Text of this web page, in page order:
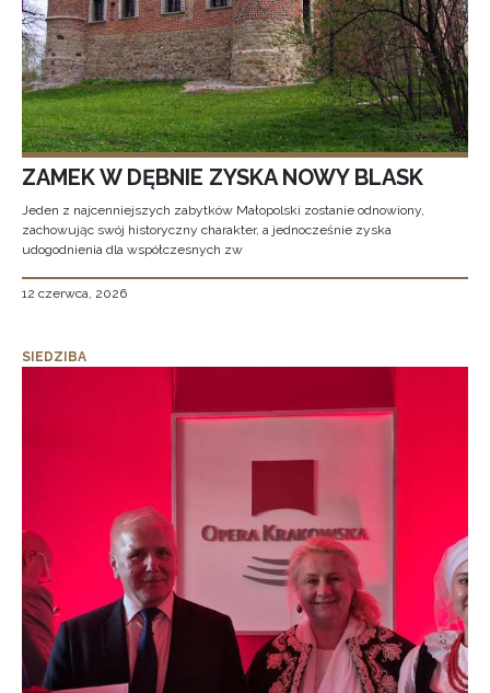
ZAMEK W DĘBNIE ZYSKA NOWY BLASK
Jeden z najcenniejszych zabytków Małopolski zostanie odnowiony,
zachowując swój historyczny charakter, a jednocześnie zyska
udogodnienia dla współczesnych zw
12 czerwca, 2026
SIEDZIBA